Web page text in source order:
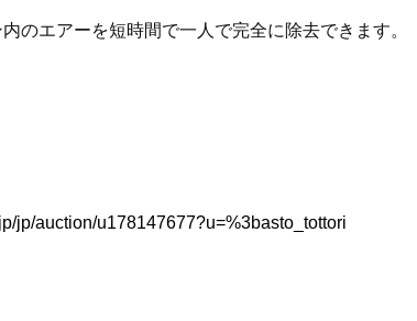
のエアーを短時間で一人で完全に除去できます。
jp/auction/u178147677?u=%3basto_tottori